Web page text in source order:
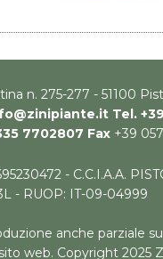
n. 275-277 - 51100
Tel.
7702807 Fax+39
- C.C.I.A.A.
- RUOP: IT-09-04999
anche parziale
web. Copyright 2025